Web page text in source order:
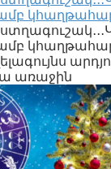
առաջին